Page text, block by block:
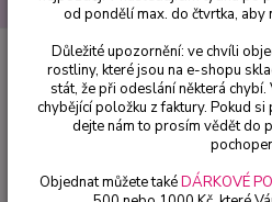
Balkónové rostliny Duranda
Duranda Repens
od pondělí max. do čtvrtka, aby
Důležité upozornění: ve chvíli
rostliny, které jsou na e-shopu
stát, že při odeslání některá
chybějící položku z faktury. Pokud
dejte nám to prosím vědět do
Objednat můžete takéDÁRKOVÉ